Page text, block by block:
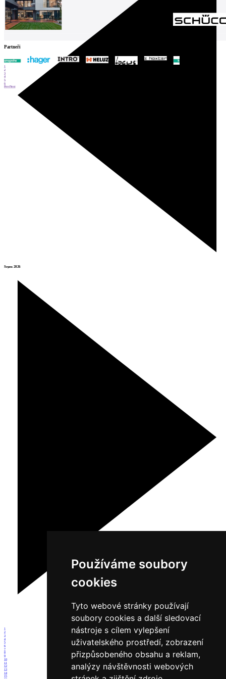
Používáme soubory
cookies
Tyto webové stránky používají
soubory cookies a další sledovací
nástroje s cílem vylepšení
uživatelského prostředí, zobrazení
přizpůsobeného obsahu a reklam,
analýzy návštěvnosti webových
Srpen 2026
1
2
3
4
5
6
7
8
9
10
11
12
13
14
15
Partneři
1
2
3
4
5
6
PrevNext